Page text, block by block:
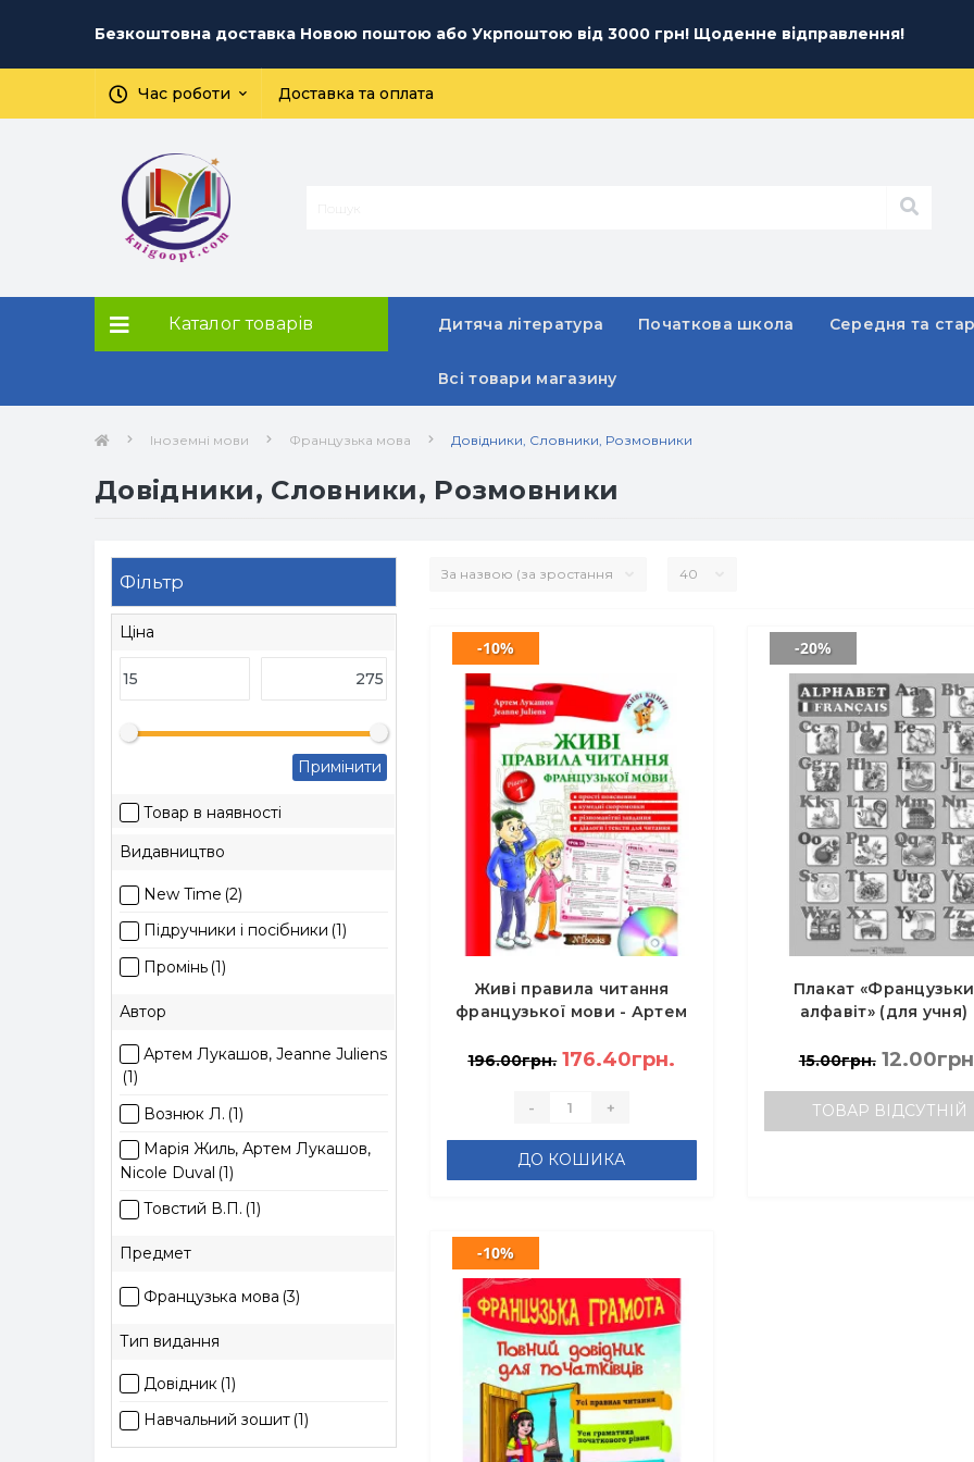
Безкоштовна доставка Новою поштою або Укрпоштою від 3000 грн! Щоденне відправлення!
Час роботи Доставка та оплата
Каталог товарів Дитяча література Початкова школа Середня та
Всі товари магазину
Іноземні мови Французька мова Довідники, Словники, Розмовники
Довідники, Словники, Розмовники
Фільтр
Ціна
Примінити
Товар в наявності
Видавництво
New Time (2)
Підручники і посібники (1)
Промінь (1)
Автор
Артем Лукашов, Jeanne Juliens
(1)
Вознюк Л. (1)
Марія Жиль, Артем Лукашов,
Nicole Duval (1)
Товстий В.П. (1)
Предмет
Французька мова (3)
Тип видання
Довідник (1)
Навчальний зошит (1)
Живі правила читання
французької мови - Артем
-10%
196.00грн. 176.40грн.
- +
ДО КОШИКА
Плакат
алфавіт» (для учня)
-20%
15.00грн.
ТОВАР ВІДСУТНІЙ
-10%